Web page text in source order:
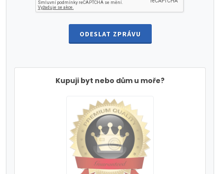
ODESLAT ZPRÁVU
Kupuji byt nebo dům u moře?